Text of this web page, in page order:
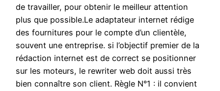
de travailler, pour obtenir le meilleur attention
plus que possible.Le adaptateur internet rédige
des fournitures pour le compte d’un clientèle,
souvent une entreprise. si l’objectif premier de la
rédaction internet est de correct se positionner
sur les moteurs, le rewriter web doit aussi très
bien connaître son client. Règle N°1 : il convient